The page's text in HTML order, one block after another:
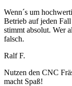
Wenn´s um
Betrieb auf jeden
stimmt absolut. Wer
falsch.
Ralf F.
Nutzen den CNC
macht Spaß!